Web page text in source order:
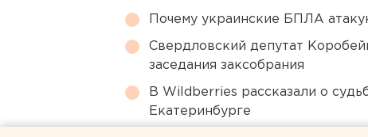
Почему украинские БПЛА
Свердловский депутат
заседания заксобрания
В Wildberries рассказали о
Екатеринбурге